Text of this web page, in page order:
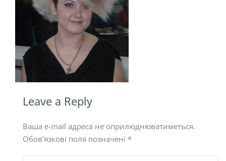
Leave a Reply
Ваша e-mail адреса не оприлюднюватиметься.
Обов’язкові поля позначені *